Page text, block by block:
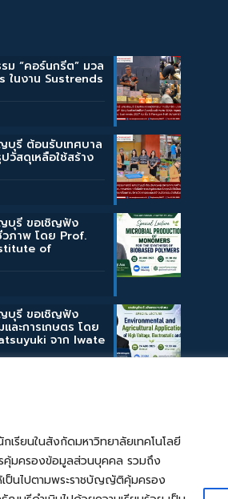
ยนในสังกัดมหาวิทยาลัยเทคโนโลยี
รคุ้มครองข้อมูลส่วนบุคคล รวมถึง
ป็นไปตามพระราชบัญญัติคุ้มครอง
ม “คอร์นกรีต” มวล
ในงาน Sustrends
บุรี ต้อนรับเทศบาล
สดุเหลือใช้สร้าง
บุรี ขอเชิญฟัง
ภาพ โดย Prof.
of
บุรี ขอเชิญฟัง
ละการเกษตร โดย
จาก Iwate
รี ขอเชิญฟัง
Yoshikawa